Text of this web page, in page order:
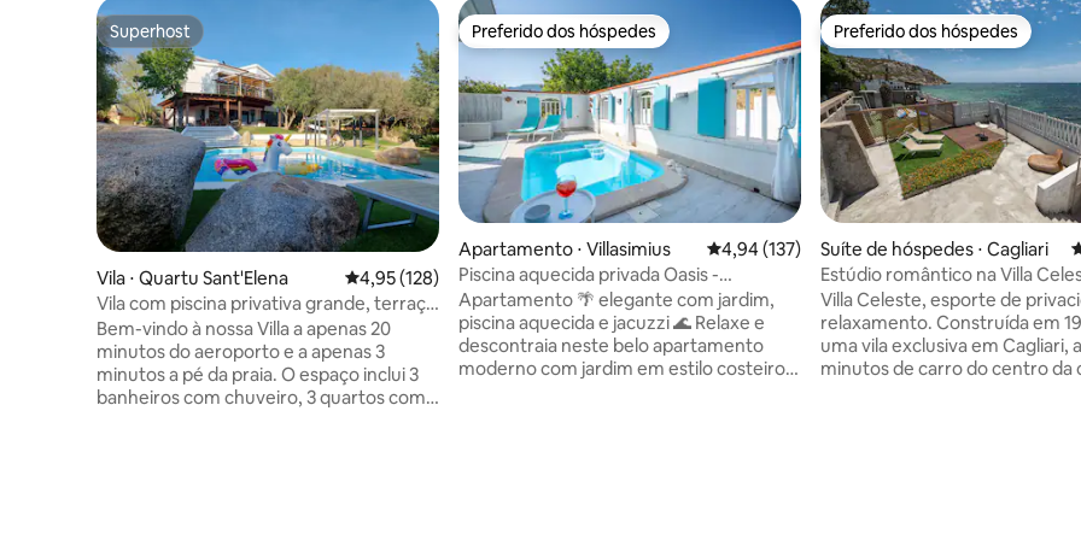
Superhost
Superhost
Vila ⋅ Quartu Sant'Elena 4,95 de uma avaliação média de 5, 128 avaliações
4,95 (128)
Vila com piscina privativa grande, terraço
com vista para o mar e churrasqueira
Bem-vindo à nossa Villa a apenas 20
minutos do aeroporto e a apenas 3
minutos a pé da praia. O espaço inclui 3
banheiros com chuveiro, 3 quartos com
Preferido dos hóspedes
Preferido dos hóspedes
Apartamento ⋅ Villasimius 4,94 de uma avaliação média de 5, 137
4,94 (137)
Piscina aquecida privada Oasis -
Apartamento com jardim
Apartamento 🌴 elegante com jardim,
piscina aquecida e jacuzzi 🌊 Relaxe e
descontraia neste belo apartamento
moderno com jardim em estilo costeiro,
Preferido dos hóspedes
Preferido dos hóspedes
Suíte de hóspedes ⋅ Cagliari
Estúdio romântico na Villa
Sardenha
Villa Celeste, esporte de
relaxamento. Construída em
uma vila exclusiva em Cagliari,
minutos de carro do centro da